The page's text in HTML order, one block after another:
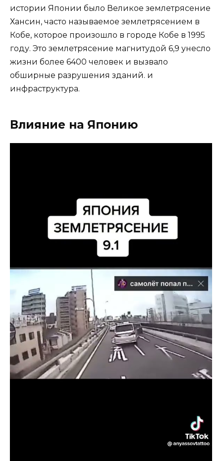
истории Японии было Великое землетрясение
Хансин, часто называемое землетрясением в
Кобе, которое произошло в городе Кобе в 1995
году. Это землетрясение магнитудой 6,9 унесло
жизни более 6400 человек и вызвало
обширные разрушения зданий. и
инфраструктура.
Влияние на Японию